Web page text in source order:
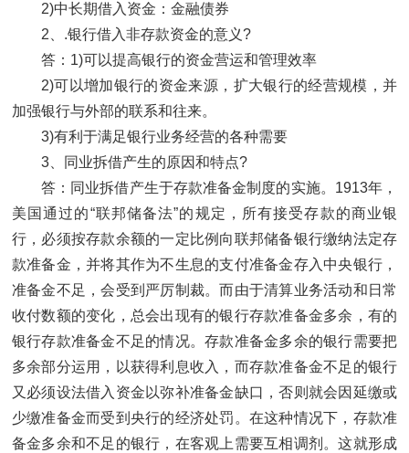
2)中长期借入资金：金融债券
2、.银行借入非存款资金的意义?
答：1)可以提高银行的资金营运和管理效率
2)可以增加银行的资金来源，扩大银行的经营规模，并
加强银行与外部的联系和往来。
3)有利于满足银行业务经营的各种需要
3、同业拆借产生的原因和特点?
答：同业拆借产生于存款准备金制度的实施。1913年，
美国通过的“联邦储备法”的规定，所有接受存款的商业银
行，必须按存款余额的一定比例向联邦储备银行缴纳法定存
款准备金，并将其作为不生息的支付准备金存入中央银行，
准备金不足，会受到严厉制裁。而由于清算业务活动和日常
收付数额的变化，总会出现有的银行存款准备金多余，有的
银行存款准备金不足的情况。存款准备金多余的银行需要把
多余部分运用，以获得利息收入，而存款准备金不足的银行
又必须设法借入资金以弥补准备金缺口，否则就会因延缴或
少缴准备金而受到央行的经济处罚。在这种情况下，存款准
备金多余和不足的银行，在客观上需要互相调剂。这就形成